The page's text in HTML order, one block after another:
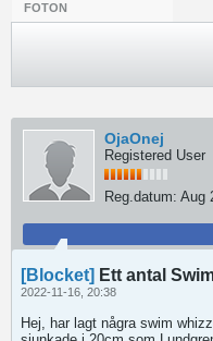
FOTON
OjaOnej
Registered User
Reg.datum: Aug
[Blocket] Ett antal
2022-11-16, 20:38
Hej, har lagt några swim